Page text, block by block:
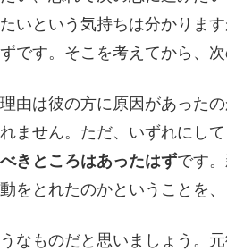
いという気持ちは分かりま
です。そこを考えてから、
由は彼の方に原因があった
ません。ただ、いずれにして
きところはあったはずです
をとれたのかということを
なものだと思いましょう。